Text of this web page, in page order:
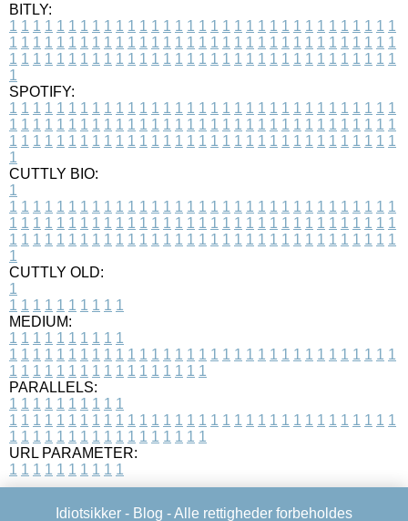
BITLY:
1 1 1 1 1 1 1 1 1 1 1 1 1 1 1 1 1 1 1 1 1 1 1 1 1 1 1 1 1 1 1 1 1
1 1 1 1 1 1 1 1 1 1 1 1 1 1 1 1 1 1 1 1 1 1 1 1 1 1 1 1 1 1 1 1 1
1 1 1 1 1 1 1 1 1 1 1 1 1 1 1 1 1 1 1 1 1 1 1 1 1 1 1 1 1 1 1 1 1
1
SPOTIFY:
1 1 1 1 1 1 1 1 1 1 1 1 1 1 1 1 1 1 1 1 1 1 1 1 1 1 1 1 1 1 1 1 1
1 1 1 1 1 1 1 1 1 1 1 1 1 1 1 1 1 1 1 1 1 1 1 1 1 1 1 1 1 1 1 1 1
1 1 1 1 1 1 1 1 1 1 1 1 1 1 1 1 1 1 1 1 1 1 1 1 1 1 1 1 1 1 1 1 1
1
CUTTLY BIO:
1
1 1 1 1 1 1 1 1 1 1 1 1 1 1 1 1 1 1 1 1 1 1 1 1 1 1 1 1 1 1 1 1 1
1 1 1 1 1 1 1 1 1 1 1 1 1 1 1 1 1 1 1 1 1 1 1 1 1 1 1 1 1 1 1 1 1
1 1 1 1 1 1 1 1 1 1 1 1 1 1 1 1 1 1 1 1 1 1 1 1 1 1 1 1 1 1 1 1 1
1
CUTTLY OLD:
1
1 1 1 1 1 1 1 1 1 1
MEDIUM:
1 1 1 1 1 1 1 1 1 1
1 1 1 1 1 1 1 1 1 1 1 1 1 1 1 1 1 1 1 1 1 1 1 1 1 1 1 1 1 1 1 1 1
1 1 1 1 1 1 1 1 1 1 1 1 1 1 1 1 1
PARALLELS:
1 1 1 1 1 1 1 1 1 1
1 1 1 1 1 1 1 1 1 1 1 1 1 1 1 1 1 1 1 1 1 1 1 1 1 1 1 1 1 1 1 1 1
1 1 1 1 1 1 1 1 1 1 1 1 1 1 1 1 1
URL PARAMETER:
1 1 1 1 1 1 1 1 1 1
Idiotsikker - Blog - Alle rettigheder forbeholdes